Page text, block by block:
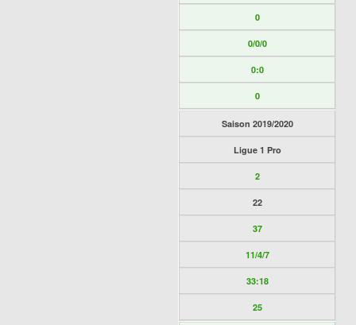
0
0/0/0
0:0
0
Saison 2019/2020
Ligue 1 Pro
2
22
37
11/4/7
33:18
25